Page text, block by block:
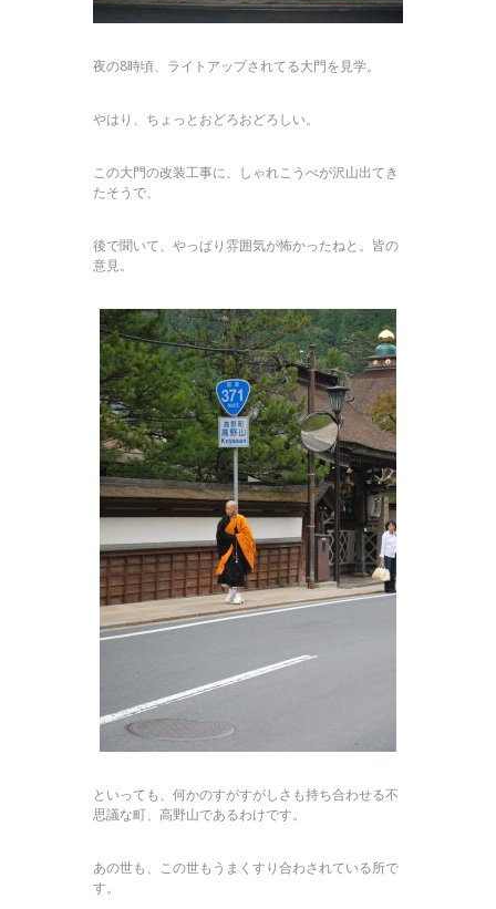
夜の8時頃、ライトアップされてる大門を見学。
やはり、ちょっとおどろおどろしい。
この大門の改装工事に、しゃれこうべが沢山出てき
たそうで、
後で聞いて、やっぱり雰囲気が怖かったねと。皆の
意見。
といっても、何かのすがすがしさも持ち合わせる不
思議な町、高野山であるわけです。
あの世も、この世もうまくすり合わされている所で
す。